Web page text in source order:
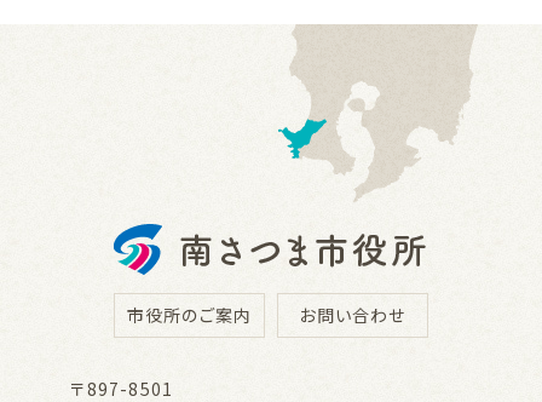
市役所のご案内 お問い合わせ
〒897-8501